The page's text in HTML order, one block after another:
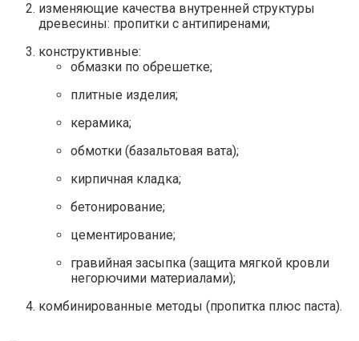
изменяющие качества внутренней структуры
древесины: пропитки с антипиренами;
конструктивные:
обмазки по обрешетке;
плитные изделия;
керамика;
обмотки (базальтовая вата);
кирпичная кладка;
бетонирование;
цементирование;
гравийная засыпка (защита мягкой кровли
негорючими материалами);
комбинированные методы (пропитка плюс паста).